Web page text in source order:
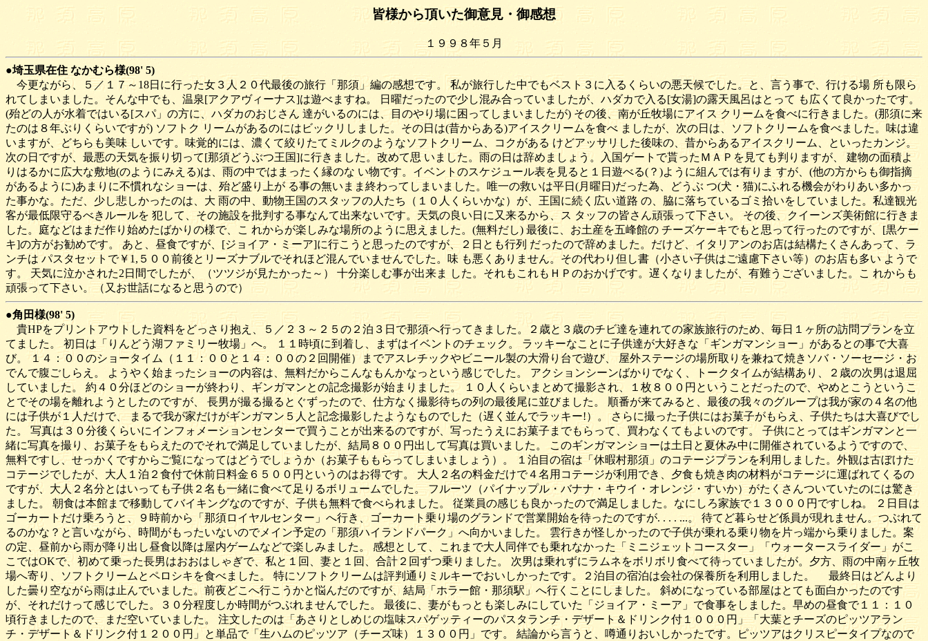
皆様から頂いた御意見・御感想
１９９８年５月
●埼玉県在住 なかむら様(98' 5)
今更ながら、５／１７～18日に行った女３人２０代最後の旅行「那須」編の感想です。 私が旅行した中でもベスト３に入るくらいの悪天候でした。と、言う事で、行ける場 所も限ら
れてしまいました。そんな中でも、温泉[アクアヴィーナス]は遊べますね。 日曜だったので少し混み合っていましたが、ハダカで入る[女湯]の露天風呂はとって も広くて良かったです。
(殆どの人が水着ではいる[スパ」の方に、ハダカのおじさん 達がいるのには、目のやり場に困ってしまいましたが) その後、南が丘牧場にアイス クリームを食べに行きました。(那須に来
たのは８年ぶりくらいですが) ソフトク リームがあるのにはビックリしました。その日は(昔からある)アイスクリームを食べ ましたが、次の日は、ソフトクリームを食べました。味は違
いますが、どちらも美味 しいです。味覚的には、濃くて絞りたてミルクのようなソフトクリーム、コクがある けどアッサリした後味の、昔からあるアイスクリーム、といったカンジ。
次の日ですが、最悪の天気を振り切って[那須どうぶつ王国]に行きました。改めて思 いました。雨の日は辞めましょう。入国ゲートで貰ったＭＡＰを見ても判りますが、 建物の面積よ
りはるかに広大な敷地(のようにみえる)は、雨の中ではまったく縁のな い物です。イベントのスケジュール表を見ると１日遊べる(？)ように組んでは有りま すが、(他の方からも御指摘
があるように)あまりに不慣れなショーは、殆ど盛り上が る事の無いまま終わってしまいました。唯一の救いは平日(月曜日)だった為、どうぶ つ(犬・猫)にふれる機会がわりあい多かっ
た事かな。ただ、少し悲しかったのは、大 雨の中、動物王国のスタッフの人たち（１０人くらいかな）が、王国に続く広い道路 の、脇に落ちているゴミ拾いをしていました。私達観光
客が最低限守るべきルールを 犯して、その施設を批判する事なんて出来ないです。天気の良い日に又来るから、ス タッフの皆さん頑張って下さい。 その後、クイーンズ美術館に行きま
した。庭などはまだ作り始めたばかりの様で、こ れからが楽しみな場所のように思えました。(無料だし) 最後に、お土産を五峰館の チーズケーキでもと思って行ったのですが、[黒ケー
キ]の方がお勧めです。 あと、昼食ですが、[ジョイア・ミーア]に行こうと思ったのですが、２日とも行列 だったので辞めました。だけど、イタリアンのお店は結構たくさんあって、ラ
ンチは パスタセットで￥1,５００前後とリーズナブルでそれほど混んでいませんでした。味 も悪くありません。その代わり但し書（小さい子供はご遠慮下さい等）のお店も多い ようで
す。 天気に泣かされた2日間でしたが、（ツツジが見たかった～） 十分楽しむ事が出来ま した。それもこれもＨＰのおかげです。遅くなりましたが、有難うございました。こ れからも
頑張って下さい。（又お世話になると思うので）
●角田様(98' 5)
貴HPをプリントアウトした資料をどっさり抱え、５／２３～２５の２泊３日で那須へ行ってきました。２歳と３歳のチビ達を連れての家族旅行のため、毎日１ヶ所の訪問プランを立
てました。 初日は「りんどう湖ファミリー牧場」へ。 １１時頃に到着し、まずはイベントのチェック。 ラッキーなことに子供達が大好きな「ギンガマンショー」があるとの事で大喜
び。 １４：００のショータイム（１１：００と１４：００の２回開催）までアスレチックやビニール製の大滑り台で遊び、 屋外ステージの場所取りを兼ねて焼きソバ・ソーセージ・お
でんで腹ごしらえ。 ようやく始まったショーの内容は、無料だからこんなもんかなっという感じでした。 アクションシーンばかりでなく、トークタイムが結構あり、２歳の次男は退屈
していました。 約４０分ほどのショーが終わり、ギンガマンとの記念撮影が始まりました。 １０人くらいまとめて撮影され、１枚８００円ということだったので、やめとこうというこ
とでその場を離れようとしたのですが、 長男が撮る撮るとぐずったので、仕方なく撮影待ちの列の最後尾に並びました。 順番が来てみると、最後の我々のグループは我が家の４名の他
には子供が１人だけで、 まるで我が家だけがギンガマン５人と記念撮影したようなものでした（遅く並んでラッキー!）。 さらに撮った子供にはお菓子がもらえ、子供たちは大喜びでし
た。 写真は３０分後くらいにインフォメーションセンターで買うことが出来るのですが、写ったうえにお菓子までもらって、買わなくてもよいのです。 子供にとってはギンガマンと一
緒に写真を撮り、お菓子をもらえたのでそれで満足していましたが、結局８００円出して写真は買いました。 このギンガマンショーは土日と夏休み中に開催されているようですので、
無料ですし、せっかくですからご覧になってはどうでしょうか（お菓子ももらってしまいましょう）。 １泊目の宿は「休暇村那須」のコテージプランを利用しました。外観は古ぼけた
コテージでしたが、大人１泊２食付で休前日料金６５００円というのはお得です。 大人２名の料金だけで４名用コテージが利用でき、夕食も焼き肉の材料がコテージに運ばれてくるの
ですが、大人２名分とはいっても子供２名も一緒に食べて足りるボリュームでした。 フルーツ（パイナップル・バナナ・キウイ・オレンジ・すいか）がたくさんついていたのには驚き
ました。 朝食は本館まで移動してバイキングなのですが、子供も無料で食べられました。 従業員の感じも良かったので満足しました。なにしろ家族で１３０００円ですしね。 ２日目は
ゴーカートだけ乗ろうと、９時前から「那須ロイヤルセンター」へ行き、ゴーカート乗り場のグランドで営業開始を待ったのですが. . . . ...。 待てど暮らせど係員が現れません。つぶれて
るのかな？と言いながら、時間がもったいないのでメイン予定の「那須ハイランドパーク」へ向かいました。 雲行きが怪しかったので子供が乗れる乗り物を片っ端から乗りました。案
の定、昼前から雨が降り出し昼食以降は屋内ゲームなどで楽しみました。 感想として、これまで大人同伴でも乗れなかった「ミニジェットコースター」「ウォータースライダー」がこ
こではOKで、初めて乗った長男はおおはしゃぎで、私と１回、妻と１回、合計２回ずつ乗りました。 次男は乗れずにラムネをボリボリ食べて待っていましたが。夕方、雨の中南ヶ丘牧
場へ寄り、ソフトクリームとペロシキを食べました。 特にソフトクリームは評判通りミルキーでおいしかったです。２泊目の宿泊は会社の保養所を利用しました。 最終日はどんより
した曇り空ながら雨は止んでいました。前夜どこへ行こうかと悩んだのですが、結局「ホラー館・那須駅」へ行くことにしました。 斜めになっている部屋はとても面白かったのです
が、それだけって感じでした。３０分程度しか時間がつぶれませんでした。 最後に、妻がもっとも楽しみにしていた「ジョイア・ミーア」で食事をしました。早めの昼食で１１：１０
頃行きましたので、まだ空いていました。 注文したのは「あさりとしめじの塩味スパゲッティーのパスタランチ・デザート＆ドリンク付１０００円」「大葉とチーズのピッツアラン
チ・デザート＆ドリンク付１２００円」と単品で「生ハムのピッツア（チーズ味）１３００円」です。 結論から言うと、噂通りおいしかったです。ピッツアはクリスピータイプなので